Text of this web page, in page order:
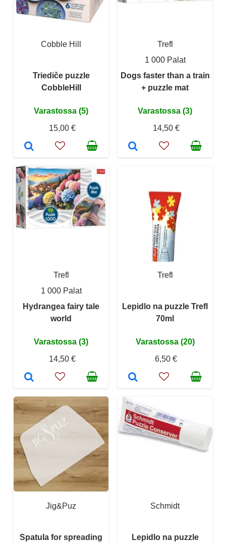
Cobble Hill
Triediče puzzle
CobbleHill
Varastossa (5)
15,00 €
Trefl
1 000 Palat
Dogs faster than a train
+ puzzle mat
Varastossa (3)
14,50 €
Trefl
1 000 Palat
Hydrangea fairy tale
world
Varastossa (3)
14,50 €
Trefl
Lepidlo na puzzle Trefl
70ml
Varastossa (20)
6,50 €
Jig&Puz
Spatula for spreading
Schmidt
Lepidlo na puzzle